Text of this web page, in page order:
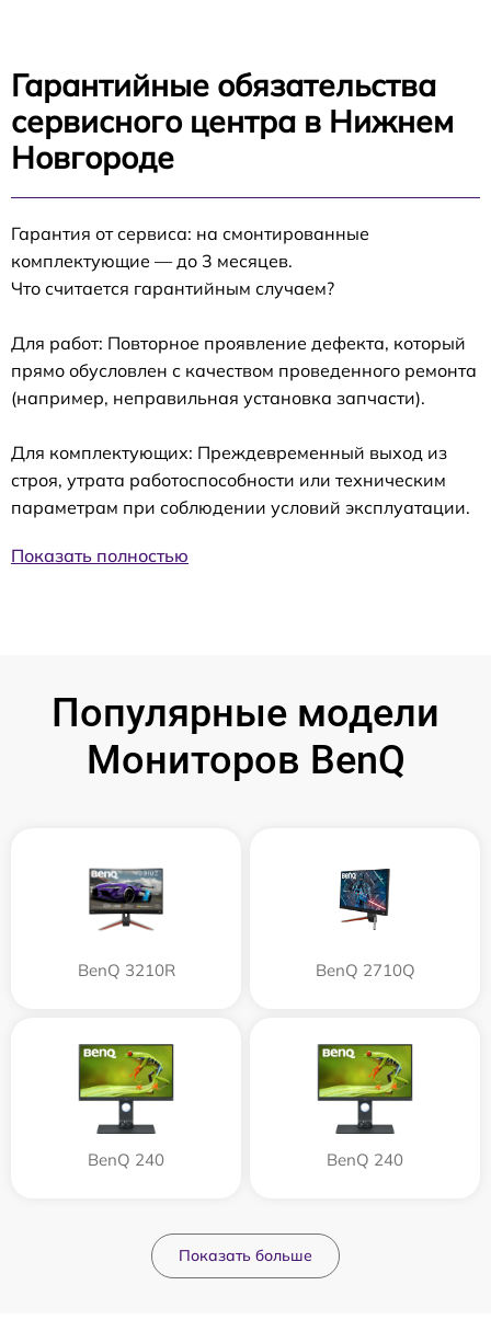
Гарантийные обязательства
сервисного центра в Нижнем
Новгороде
Гарантия от сервиса: на смонтированные
комплектующие — до 3 месяцев.
Что считается гарантийным случаем?
Для работ: Повторное проявление дефекта, который
прямо обусловлен с качеством проведенного ремонта
(например, неправильная установка запчасти).
Для комплектующих: Преждевременный выход из
строя, утрата работоспособности или техническим
параметрам при соблюдении условий эксплуатации.
Показать полностью
Популярные модели
Мониторов BenQ
BenQ 3210R BenQ 2710Q
BenQ 240 BenQ 240
Показать больше